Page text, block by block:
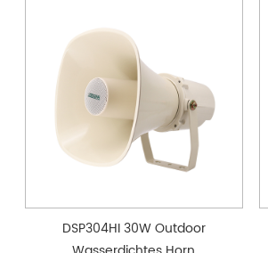
DSP304HI 30W Outdoor